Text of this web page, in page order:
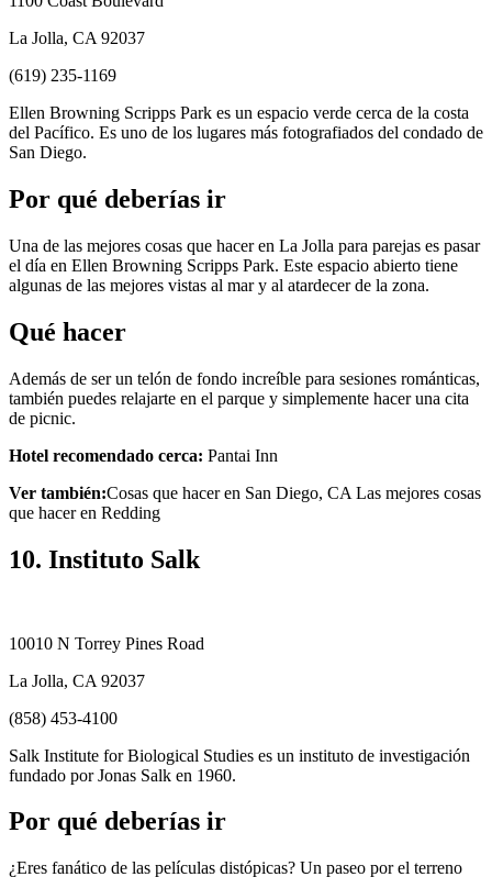
La Jolla, CA 92037
(619) 235-1169
Ellen Browning Scripps Park es un espacio verde cerca de la costa
del Pacífico. Es uno de los lugares más fotografiados del condado de
San Diego.
Por qué deberías ir
Una de las mejores cosas que hacer en La Jolla para parejas es pasar
el día en Ellen Browning Scripps Park. Este espacio abierto tiene
algunas de las mejores vistas al mar y al atardecer de la zona.
Qué hacer
Además de ser un telón de fondo increíble para sesiones románticas,
también puedes relajarte en el parque y simplemente hacer una cita
de picnic.
Hotel recomendado cerca: Pantai Inn
Ver también:Cosas que hacer en San Diego, CA Las mejores cosas
que hacer en Redding
10. Instituto Salk
10010 N Torrey Pines Road
La Jolla, CA 92037
(858) 453-4100
Salk Institute for Biological Studies es un instituto de investigación
fundado por Jonas Salk en 1960.
Por qué deberías ir
¿Eres fanático de las películas distópicas? Un paseo por el terreno